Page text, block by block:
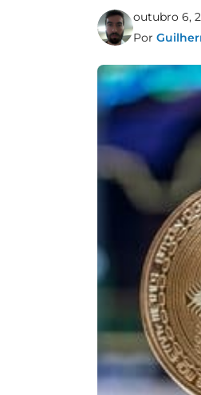
outubro 6,
Por